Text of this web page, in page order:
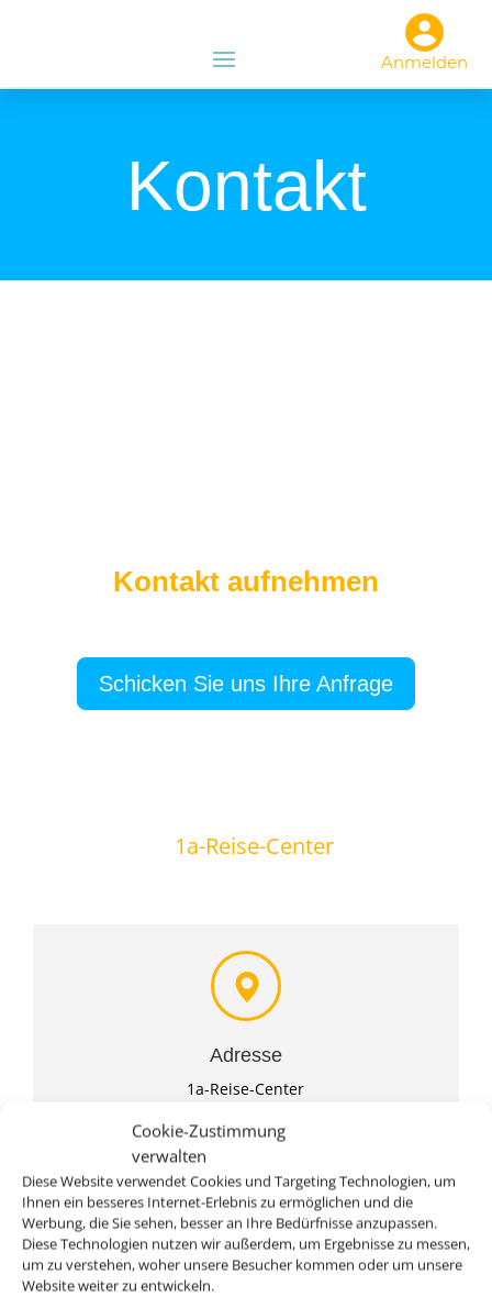
Cookie-Zustimmung
verwalten
Diese Website verwendet Cookies und Targeting Technologien, um
Ihnen ein besseres Internet-Erlebnis zu ermöglichen und die
Werbung, die Sie sehen, besser an Ihre Bedürfnisse anzupassen.
Diese Technologien nutzen wir außerdem, um Ergebnisse zu messen,
um zu verstehen, woher unsere Besucher kommen oder um unsere
Website weiter zu entwickeln.
Anmelden
Kontakt
Kontakt aufnehmen
Schicken Sie uns Ihre Anfrage
1a-Reise-Center
Adresse
1a-Reise-Center
D-42109 Wuppertal